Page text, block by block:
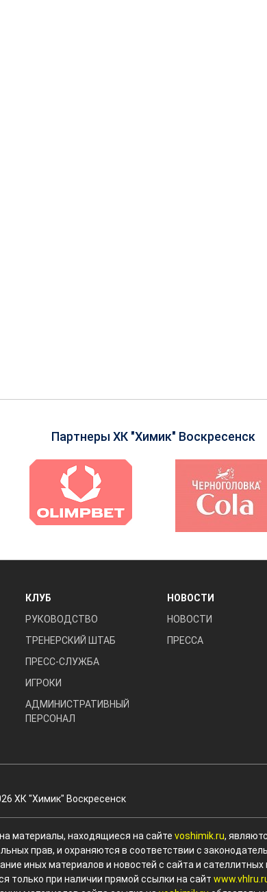
Партнеры ХК "Химик" Воскресенск
КЛУБ
РУКОВОДСТВО
ТРЕНЕРСКИЙ ШТАБ
ПРЕСС-СЛУЖБА
ИГРОКИ
АДМИНИСТРАТИВНЫЙ
ПЕРСОНАЛ
НОВОСТИ
НОВОСТИ
ПРЕССА
ХК "Химик" Воскресенск
материалы, находящиеся на сайте voshimik.ru,
прав, и охраняются в соответствии с
иных материалов и новостей с сайта и сателлитных
только при наличии прямой ссылки на сайт